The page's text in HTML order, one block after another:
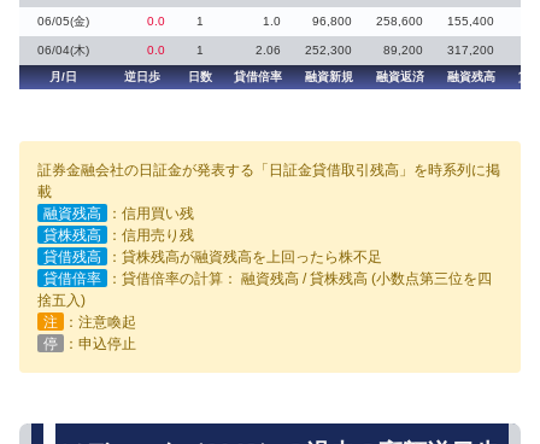
06/05(金) 0.0 1 1.0 96,800 258,600 155,400
06/04(木) 0.0 1 2.06 252,300 89,200
317,200
月/日
逆日歩 日数 貸借倍率 融資新規 融資返済 融資残高 貸
証券金融会社の日証金が発表する「日証金貸借取引残高」を時系列に掲
載
融資残高
：信用買い残
貸株残高
：信用売り残
貸借残高
：貸株残高が融資残高を上回ったら株不足
貸借倍率
：貸借倍率の計算： 融資残高 / 貸株残高 (小数点第三位を四
捨五入)
注
：注意喚起
停
：申込停止